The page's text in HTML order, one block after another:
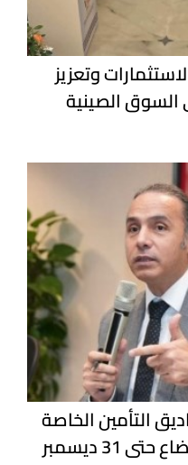
وتعزيز
السوق الصينية
التأمين الخاصة
ديسمبر